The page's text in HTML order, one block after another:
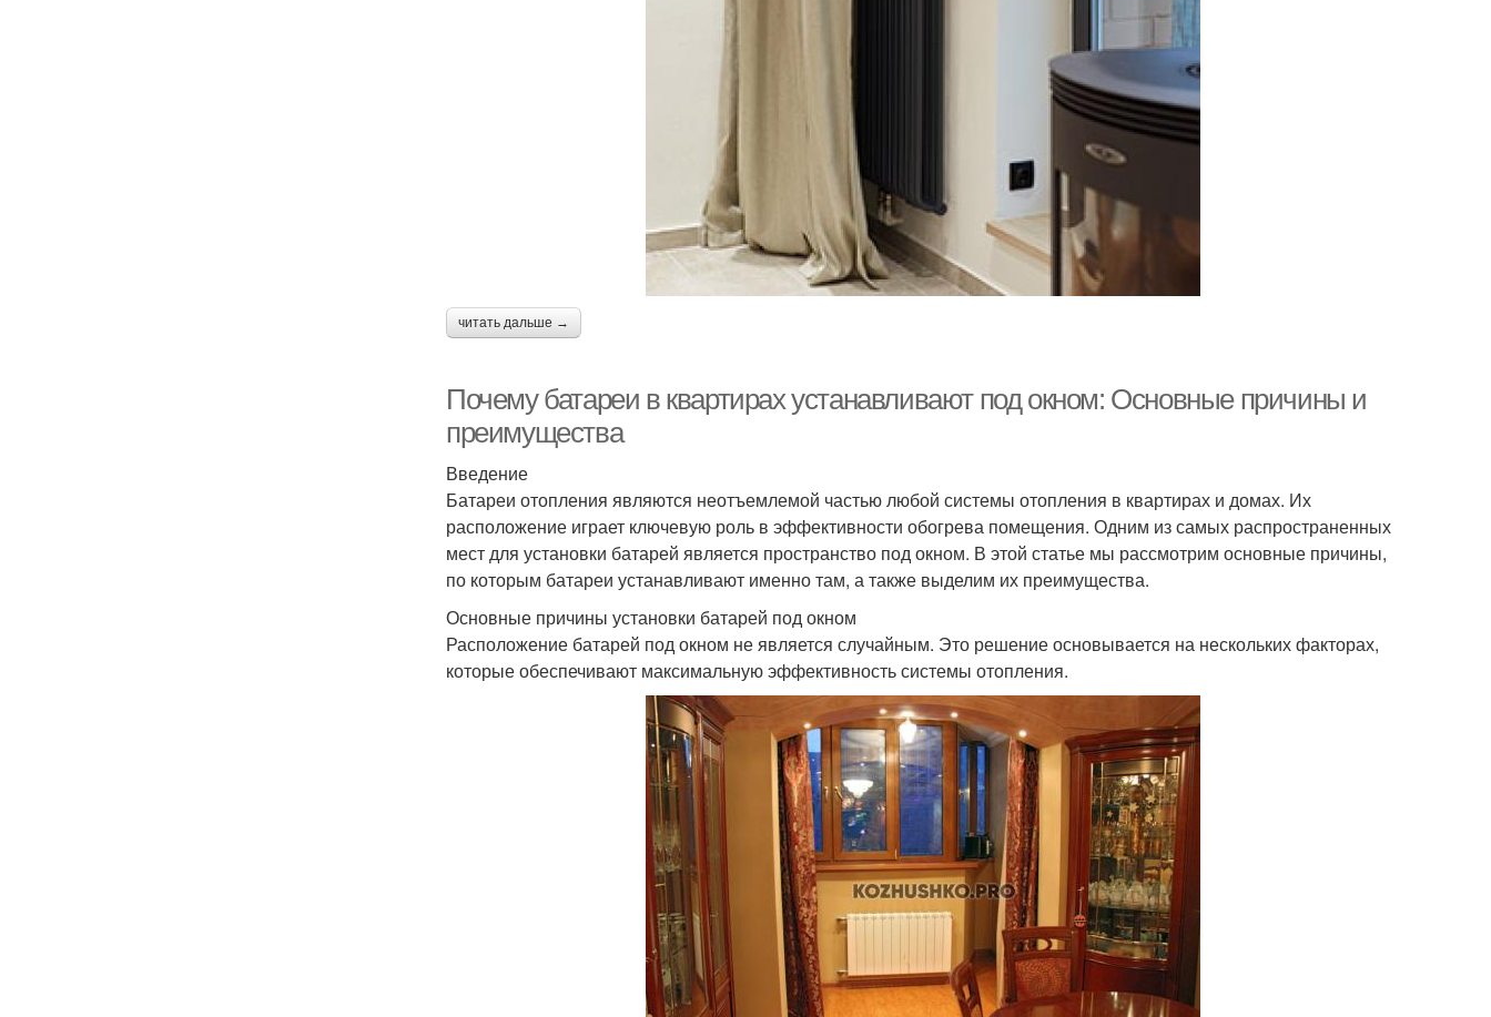
читать дальше →
Почему батареи в квартирах устанавливают под окном: Основные причины и
преимущества
Введение
Батареи отопления являются неотъемлемой частью любой системы отопления в квартирах и домах. Их
расположение играет ключевую роль в эффективности обогрева помещения. Одним из самых распространенных
мест для установки батарей является пространство под окном. В этой статье мы рассмотрим основные причины,
по которым батареи устанавливают именно там, а также выделим их преимущества.
Основные причины установки батарей под окном
Расположение батарей под окном не является случайным. Это решение основывается на нескольких факторах,
которые обеспечивают максимальную эффективность системы отопления.